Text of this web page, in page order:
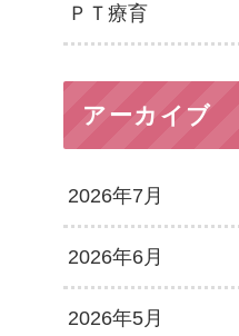
ＰＴ療育
アーカイブ
2026年7月
2026年6月
2026年5月